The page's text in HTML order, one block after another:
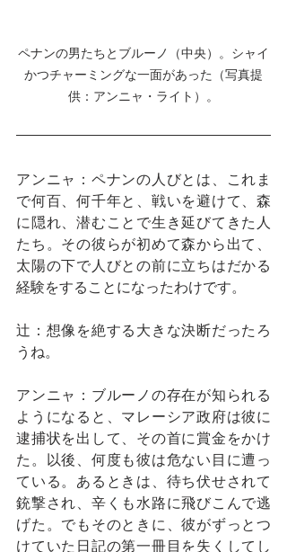
ペナンの男たちとブルーノ（中央）。シャイ
かつチャーミングな一面があった（写真提
供：アンニャ・ライト）。
アンニャ：ペナンの人びとは、これま
で何百、何千年と、戦いを避けて、森
に隠れ、潜むことで生き延びてきた人
たち。その彼らが初めて森から出て、
太陽の下で人びとの前に立ちはだかる
経験をすることになったわけです。
辻：想像を絶する大きな決断だったろ
うね。
アンニャ：ブルーノの存在が知られる
ようになると、マレーシア政府は彼に
逮捕状を出して、その首に賞金をかけ
た。以後、何度も彼は危ない目に遭っ
ている。あるときは、待ち伏せされて
銃撃され、辛くも水路に飛びこんで逃
げた。でもそのときに、彼がずっとつ
けていた日記の第一冊目を失くしてし